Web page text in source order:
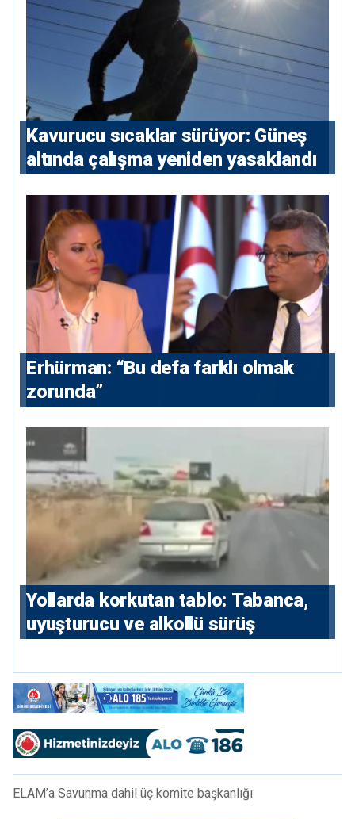
Kavurucu sıcaklar sürüyor: Güneş
altında çalışma yeniden yasaklandı
Erhürman: “Bu defa farklı olmak
zorunda”
Yollarda korkutan tablo: Tabanca,
uyuşturucu ve alkollü sürüş
ELAM’a Savunma dahil üç komite başkanlığı